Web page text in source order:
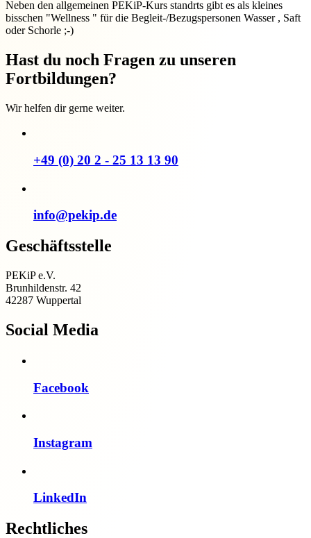
Neben den allgemeinen PEKiP-Kurs standrts gibt es als kleines
bisschen "Wellness " für die Begleit-/Bezugspersonen Wasser , Saft
oder Schorle ;-)
Hast du noch Fragen zu unseren
Fortbildungen?
Wir helfen dir gerne weiter.
+49 (0) 20 2 - 25 13 13 90
info@pekip.de
Geschäftsstelle
PEKiP e.V.
Brunhildenstr. 42
42287 Wuppertal
Social Media
Facebook
Instagram
LinkedIn
Rechtliches